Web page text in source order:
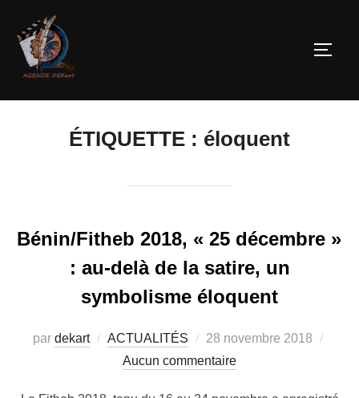
ÉTIQUETTE : éloquent
Bénin/Fitheb 2018, « 25 décembre »
: au-delà de la satire, un
symbolisme éloquent
par dekart ACTUALITÉS
28 novembre 2018
Aucun commentaire